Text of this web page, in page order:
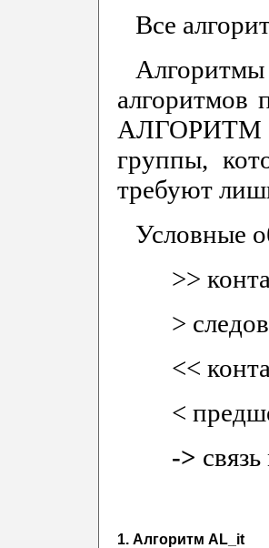
Все
алгоритмов
АЛГОРИТМ
группы,
требуют
Условные
>>
>
<<
<
->
1. Алгоритм AL_it